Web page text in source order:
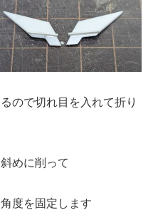
ので切れ目を入れて折り
めに削って
度を固定します